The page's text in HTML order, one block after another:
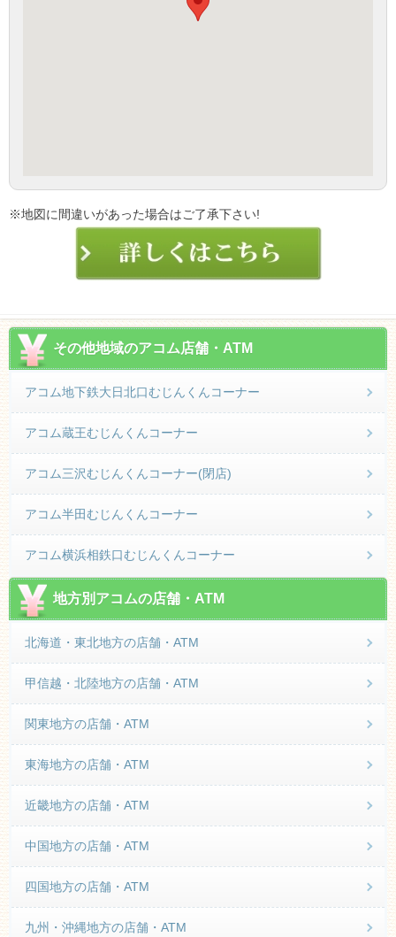
※地図に間違いがあった場合はご了承下さい!
その他地域のアコム店舗・ATM
アコム地下鉄大日北口むじんくんコーナー
アコム蔵王むじんくんコーナー
アコム三沢むじんくんコーナー(閉店)
アコム半田むじんくんコーナー
アコム横浜相鉄口むじんくんコーナー
地方別アコムの店舗・ATM
北海道・東北地方の店舗・ATM
甲信越・北陸地方の店舗・ATM
関東地方の店舗・ATM
東海地方の店舗・ATM
近畿地方の店舗・ATM
中国地方の店舗・ATM
四国地方の店舗・ATM
九州・沖縄地方の店舗・ATM